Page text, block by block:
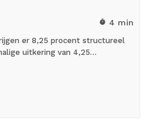
timer 4 min
er 8,25 procent structureel
uitkering van 4,25…